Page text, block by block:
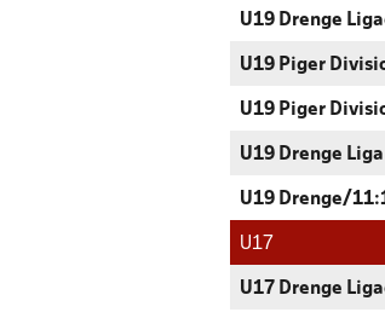
U19 Drenge
U19 Piger
U19 Piger
U19 Drenge
U19 Drenge/
U17
U17 Drenge